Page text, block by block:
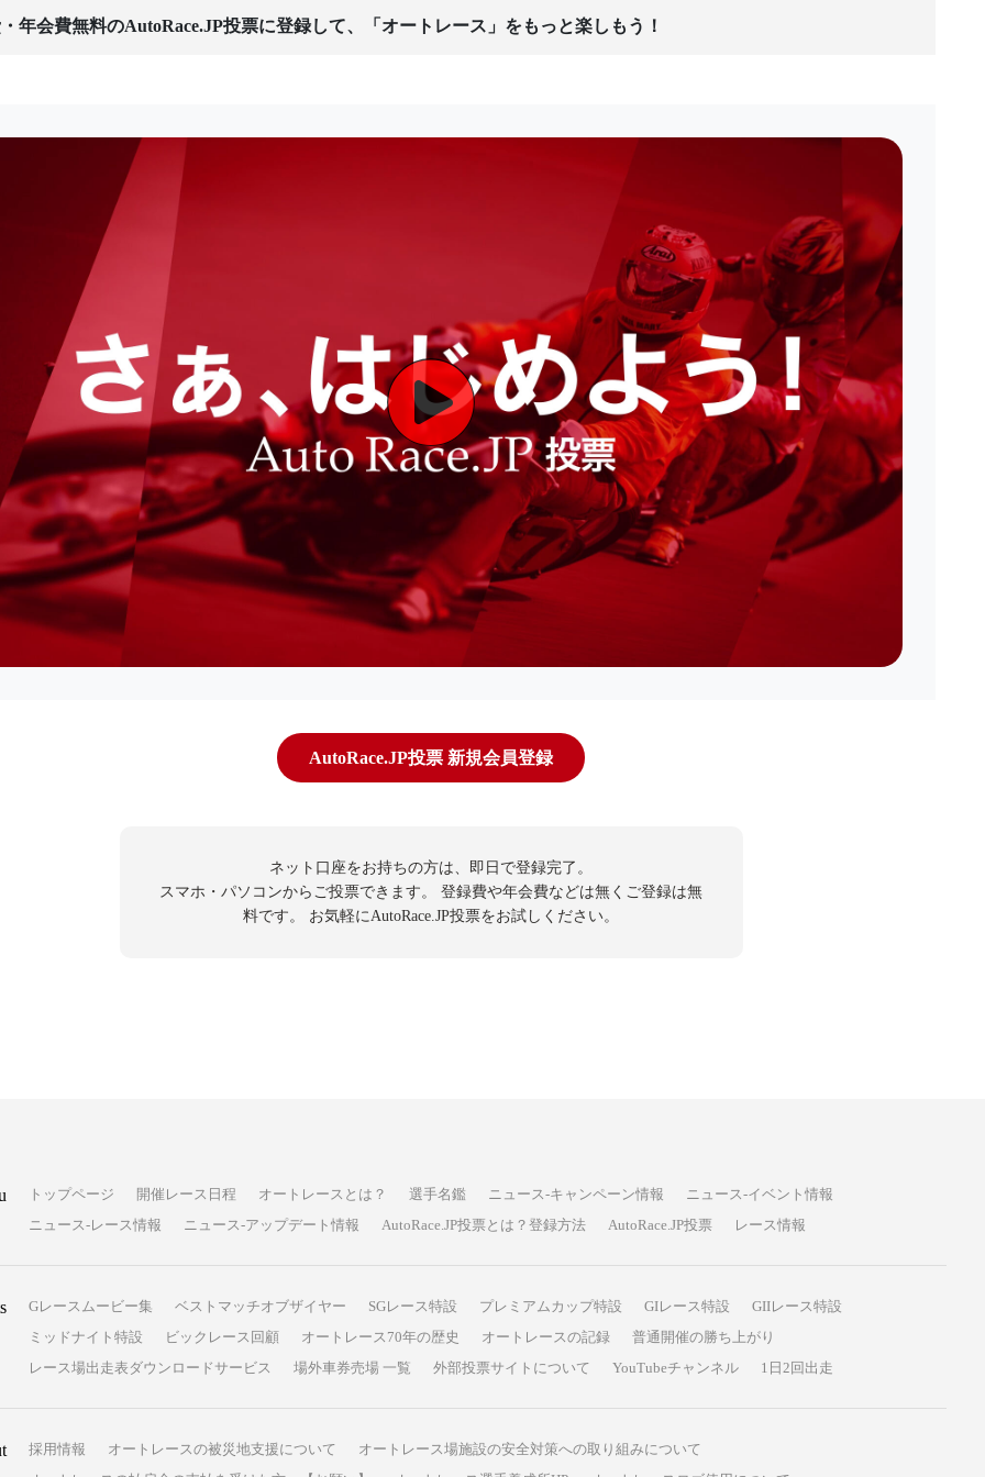
年会費無料のAutoRace.JP投票に登録して、「オートレース」をもっと楽しもう！
AutoRace.JP投票 新規会員登録
ネット口座をお持ちの方は、即日で登録完了。
スマホ・パソコンからご投票できます。
登録費や年会費などは無くご登録は無
料です。
お気軽にAutoRace.JP投票をお試しください。
トップページ 開催レース日程 オートレースとは？ 選手名鑑 ニュース-キャンペーン情報
ニュース-イベント情報
ニュース-レース情報
ニュース-アップデート情報 AutoRace.JP投票とは？登録方法 AutoRace.JP投票 レース情報
Gレースムービー集 ベストマッチオブザイヤー SGレース特設 プレミアムカップ特設 GIレース特設
GIIレース特設
ミッドナイト特設
ビックレース回顧 オートレース70年の歴史 オートレースの記録
普通開催の勝ち上がり
レース場出走表ダウンロードサービス
場外車券売場 一覧 外部投票サイトについて YouTubeチャンネル 1日2回出走
採用情報 オートレースの被災地支援について
オートレース場施設の安全対策への取り組みについて